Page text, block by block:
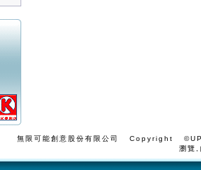
無限可能創意股份有限公司 Copyright
瀏